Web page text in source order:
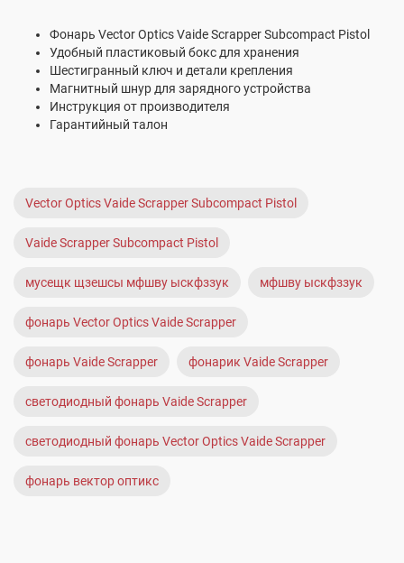
Фонарь Vector Optics Vaide Scrapper Subcompact Pistol
Удобный пластиковый бокс для хранения
Шестигранный ключ и детали крепления
Магнитный шнур для зарядного устройства
Инструкция от производителя
Гарантийный талон
Vector Optics Vaide Scrapper Subcompact Pistol
Vaide Scrapper Subcompact Pistol
мусещк щзешсы мфшву ыскфззук мфшву ыскфззук
фонарь Vector Optics Vaide Scrapper
фонарь Vaide Scrapper фонарик Vaide Scrapper
светодиодный фонарь Vaide Scrapper
светодиодный фонарь Vector Optics Vaide Scrapper
фонарь вектор оптикс